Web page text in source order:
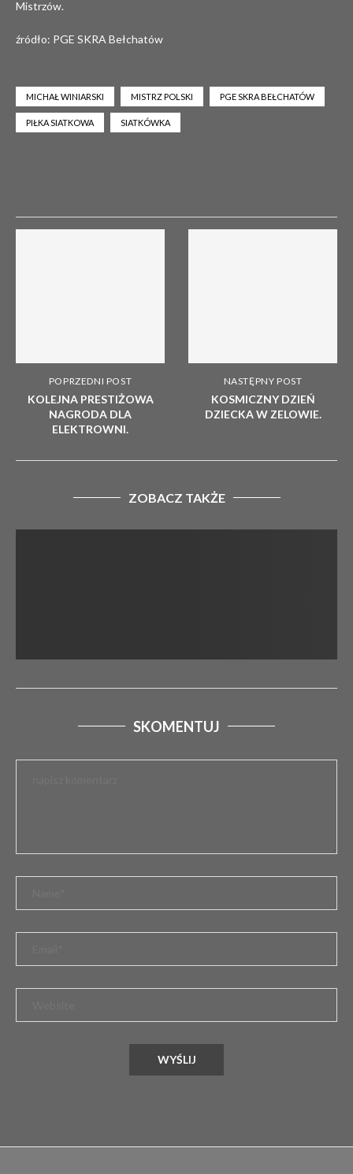
Mistrzów.
źródło: PGE SKRA Bełchatów
MICHAŁ WINIARSKI MISTRZ POLSKI PGE SKRA BEŁCHATÓW
PIŁKA SIATKOWA SIATKÓWKA
POPRZEDNI POST
KOLEJNA PRESTIŻOWA
NAGRODA DLA
ELEKTROWNI.
NASTĘPNY POST
KOSMICZNY DZIEŃ
DZIECKA W ZELOWIE.
ZOBACZ TAKŻE
SPORTOWY HOŁD DLA ŻOŁNIERZY WYKLĘTYCH W
SKOMENTUJ